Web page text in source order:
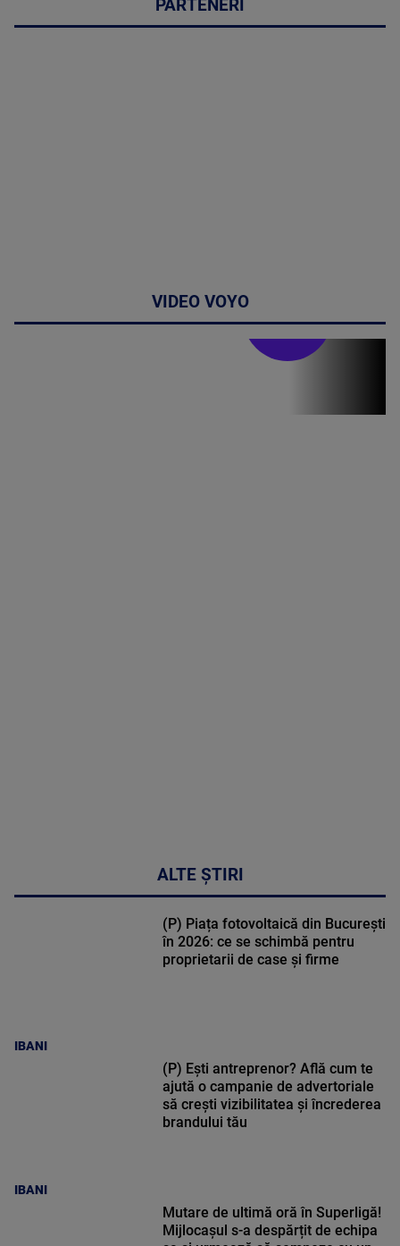
PARTENERI
VIDEO VOYO
Stirile PRO TV
ALTE ȘTIRI
IBANI
(P) Piața fotovoltaică din București
în 2026: ce se schimbă pentru
proprietarii de case și firme
IBANI
(P) Ești antreprenor? Află cum te
ajută o campanie de advertoriale
să crești vizibilitatea și încrederea
brandului tău
Mutare de ultimă oră în Superligă!
Mijlocașul s-a despărțit de echipa